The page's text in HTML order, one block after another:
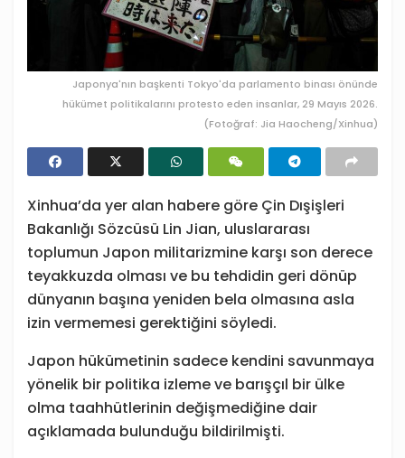
Japonya'nın başkenti Tokyo'da parlamento binası önünde
hükümet politikalarını protesto eden insanlar, 29 Mayıs 2026.
(Fotoğraf: Jia Haocheng/Xinhua)
Xinhua’da yer alan habere göre Çin Dışişleri
Bakanlığı Sözcüsü Lin Jian, uluslararası
toplumun Japon militarizmine karşı son derece
teyakkuzda olması ve bu tehdidin geri dönüp
dünyanın başına yeniden bela olmasına asla
izin vermemesi gerektiğini söyledi.
Japon hükümetinin sadece kendini savunmaya
yönelik bir politika izleme ve barışçıl bir ülke
olma taahhütlerinin değişmediğine dair
açıklamada bulunduğu bildirilmişti.